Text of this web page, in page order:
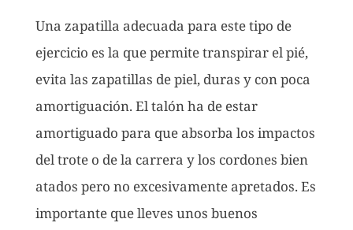
Una zapatilla adecuada para este tipo de
ejercicio es la que permite transpirar el pié,
evita las zapatillas de piel, duras y con poca
amortiguación. El talón ha de estar
amortiguado para que absorba los impactos
del trote o de la carrera y los cordones bien
atados pero no excesivamente apretados. Es
importante que lleves unos buenos